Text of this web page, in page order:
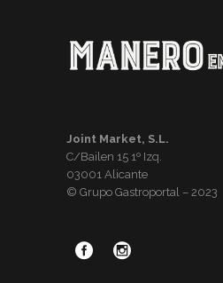
Joint Market, S.L.
C/Bailen 15 1º Izq.
03001 Alicante
© Grupo Gastroportal – 2023